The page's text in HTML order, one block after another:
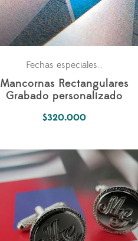
Fechas especiales
,Personales
Mancornas Rectangulares
Grabado personalizado
$320.000